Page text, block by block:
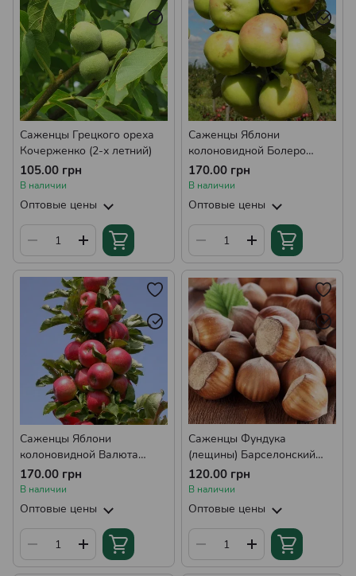
Саженцы Грецкого ореха
Кочерженко (2-х летний)
105.00 грн
В наличии
Оптовые цены
Саженцы Яблони
колоновидной Болеро
(КВ-101) (зимняя)
170.00 грн
В наличии
Оптовые цены
Саженцы Яблони
колоновидной Валюта
(осеннее-зимняя)
170.00 грн
В наличии
Оптовые цены
Саженцы Фундука
(лещины) Барселонский
(средний)
120.00 грн
В наличии
Оптовые цены